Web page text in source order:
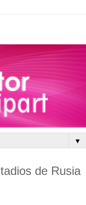
▼
de Rusia